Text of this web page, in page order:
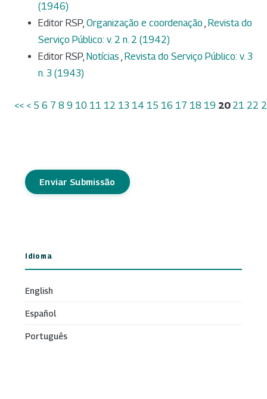
(1946)
Editor RSP, Organização e coordenação , Revista do
Serviço Público: v. 2 n. 2 (1942)
Editor RSP, Notícias , Revista do Serviço Público: v. 3
n. 3 (1943)
<< < 5 6 7 8 9 10 11 12 13 14 15 16 17 18 19 20 21 22
Enviar Submissão
Idioma
English
Español
Português